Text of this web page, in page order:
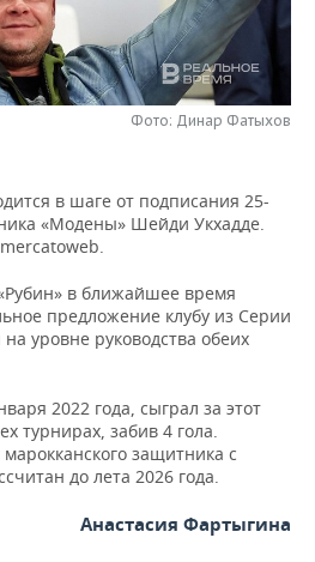
Фото: Динар Фатыхов
в шаге от подписания 25-
«Модены» Шейди Укхадде.
в ближайшее время
предложение клубу из Серии
уровне руководства обеих
2022 года, сыграл за этот
турнирах, забив 4 гола.
защитника с
до лета 2026 года.
Анастасия Фартыгина